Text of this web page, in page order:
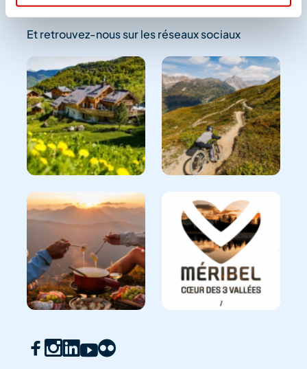
Et retrouvez-nous sur les réseaux sociaux